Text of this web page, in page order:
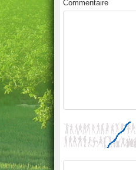
Commentaire